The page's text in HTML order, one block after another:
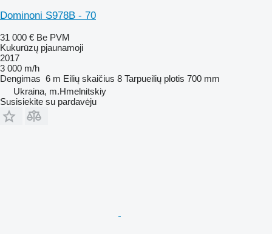
Dominoni S978B - 70
31 000 € Be PVM
Kukurūzų pjaunamoji
2017
3 000 m/h
Dengimas 6 m Eilių skaičius 8 Tarpueilių plotis 700 mm
Ukraina, m.Hmelnitskiy
Susisiekite su pardavėju